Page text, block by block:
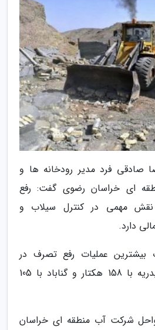
صادقی فرد مدیر رودخانه ها و
ای خراسان رضوی گفت: رفع
نقش مهمی در کنترل سیلاب و
دارد.
بیشترین عملیات رفع تصرف در
رودخانه های تربت حیدریه با 158 هکتار و گناباد با 105
شرکت آب منطقه ای خراسان